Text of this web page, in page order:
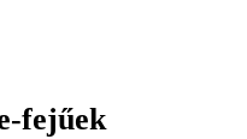
fejűek